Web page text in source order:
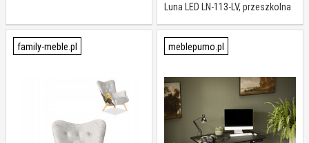
Luna LED LN-113-LV, przeszkolna
family-meble.pl meblepumo.pl